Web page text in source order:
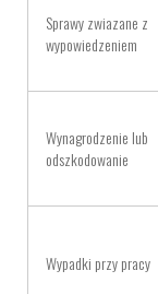
Sprawy zwiazane z
wypowiedzeniem
Wynagrodzenie lub
odszkodowanie
Wypadki przy pracy